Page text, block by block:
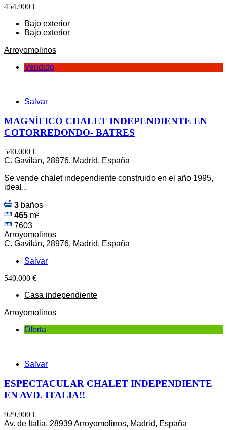
454.900 €
Bajo exterior
Bajo exterior
Arroyomolinos
Vendido
Salvar
MAGNÍFICO CHALET INDEPENDIENTE EN
COTORREDONDO- BATRES
540.000 €
C. Gavilán, 28976, Madrid, España
Se vende chalet independiente construido en el año 1995,
ideal...
3 baños
465 m²
7603
Arroyomolinos
C. Gavilán, 28976, Madrid, España
Salvar
540.000 €
Casa independiente
Arroyomolinos
Oferta
Salvar
ESPECTACULAR CHALET INDEPENDIENTE
EN AVD. ITALIA!!
929.900 €
Av. de Italia, 28939 Arroyomolinos, Madrid, España